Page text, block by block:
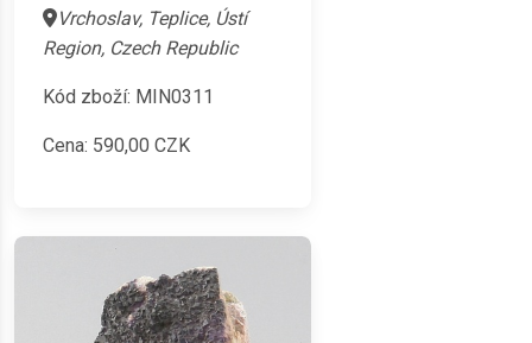
Vrchoslav, Teplice, Ústí
Region, Czech Republic
Kód zboží: MIN0311
Cena: 590,00 CZK